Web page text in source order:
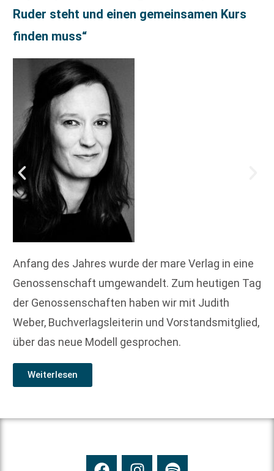
Ruder steht und einen gemeinsamen Kurs
finden muss“
Anfang des Jahres wurde der mare Verlag in eine
Genossenschaft umgewandelt. Zum heutigen Tag
der Genossenschaften haben wir mit Judith
Weber, Buchverlagsleiterin und Vorstandsmitglied,
über das neue Modell gesprochen.
Weiterlesen